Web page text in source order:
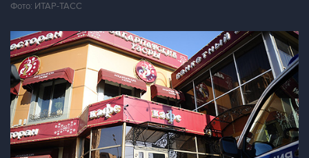
Фото: ИТАР-ТАСС